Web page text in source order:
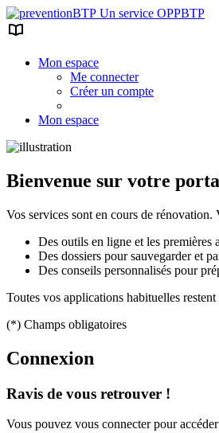
Un service OPPBTP
Mon espace
Me connecter
Créer un compte
Mon espace
Bienvenue sur votre
Vos services sont en cours de
Des outils en ligne et les premières
Des dossiers pour sauvegarder et
Des conseils personnalisés pour
Toutes vos applications habituelles
(*) Champs obligatoires
Connexion
Ravis de vous retrouver !
Vous pouvez vous connecter pour